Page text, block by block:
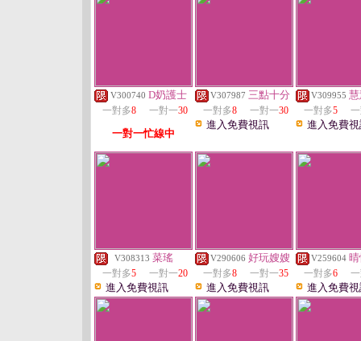
V300740 D奶護士
一對多8 一對一30
一對一忙線中
V307987 三點十分
一對多8 一對一30
進入免費視訊
V309955
一對多5
進入免費
V308313 菜瑤
一對多5 一對一20
進入免費視訊
V290606 好玩嫂嫂
一對多8 一對一35
進入免費視訊
V259604
一對多6
進入免費